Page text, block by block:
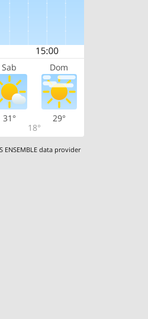
Sab Dom
31°
18°
29°
ENSEMBLE data provider